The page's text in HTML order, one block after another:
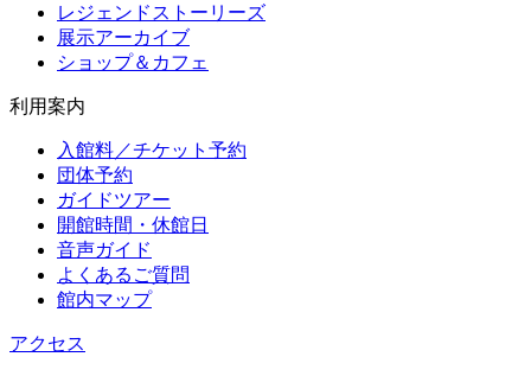
レジェンドストーリーズ
展示アーカイブ
ショップ＆カフェ
利用案内
入館料／チケット予約
団体予約
ガイドツアー
開館時間・休館日
音声ガイド
よくあるご質問
館内マップ
アクセス